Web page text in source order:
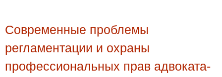
Современные проблемы
регламентации и охраны
профессиональных прав адвоката-